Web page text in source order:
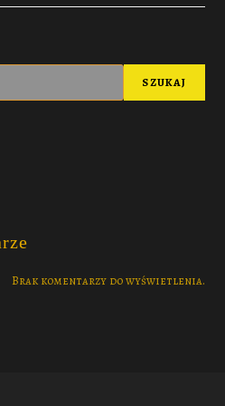
SZUKAJ
Brak komentarzy do wyświetlenia.